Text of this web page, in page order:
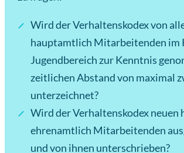
Wird der Verhaltenskodex von
hauptamtlich Mitarbeitenden im
Jugendbereich zur Kenntnis
zeitlichen Abstand von maximal
unterzeichnet?
Wird der Verhaltenskodex neuen
ehrenamtlich Mitarbeitenden
und von ihnen unterschrieben?